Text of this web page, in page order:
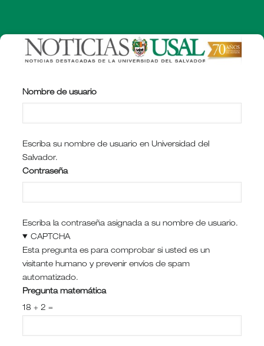
contenido
principal
Nombre de usuario
Escriba su nombre de usuario en Universidad del
Salvador.
Contraseña
Escriba la contraseña asignada a su nombre de usuario.
CAPTCHA
Esta pregunta es para comprobar si usted es un
visitante humano y prevenir envíos de spam
automatizado.
Pregunta matemática
18 + 2 =